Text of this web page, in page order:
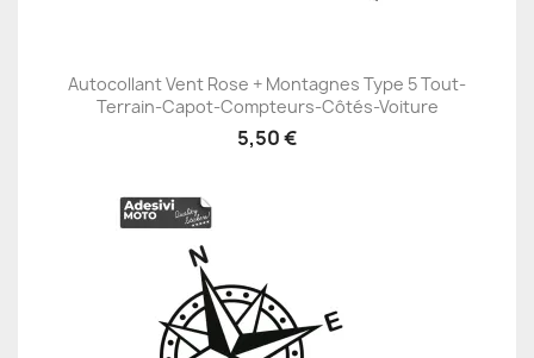
Autocollant Vent Rose + Montagnes Type 5 Tout-
Terrain-Capot-Compteurs-Côtés-Voiture
5,50 €